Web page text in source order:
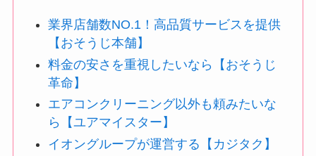
業界店舗数NO.1！高品質サービスを提供
【おそうじ本舗】
料金の安さを重視したいなら【おそうじ
革命】
エアコンクリーニング以外も頼みたいな
ら【ユアマイスター】
イオングループが運営する【カジタク】